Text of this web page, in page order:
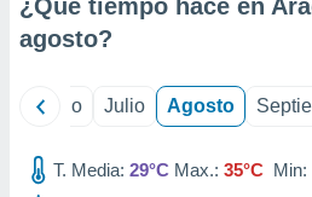
e
publicidad
¿Qué tiempo hace en
agosto?
Junio Julio Agosto
T. Media: 29°C Max.: 35°C Min: